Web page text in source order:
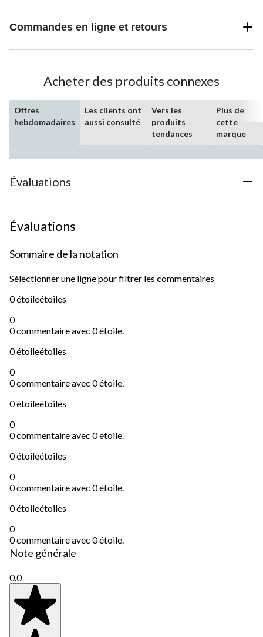
Commandes en ligne et retours
Acheter des produits connexes
Offres
hebdomadaires
Les clients ont
aussi consulté
Vers les
produits
tendances
Plus de
cette
marque
Évaluations
Évaluations
Sommaire de la notation
Sélectionner une ligne pour filtrer les commentaires
0 étoileétoiles
0
0 commentaire avec 0 étoile.
0 étoileétoiles
0
0 commentaire avec 0 étoile.
0 étoileétoiles
0
0 commentaire avec 0 étoile.
0 étoileétoiles
0
0 commentaire avec 0 étoile.
0 étoileétoiles
0
0 commentaire avec 0 étoile.
Note générale
0.0